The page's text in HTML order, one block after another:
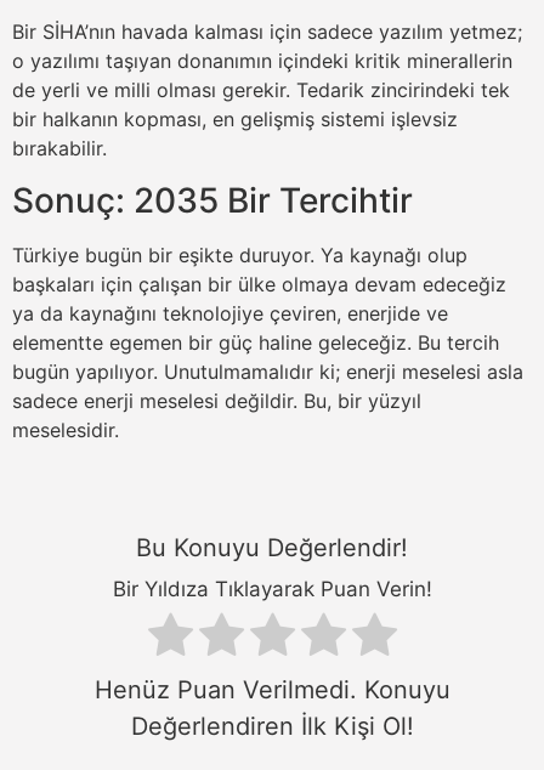
Bir SİHA’nın havada kalması için sadece yazılım yetmez;
o yazılımı taşıyan donanımın içindeki kritik minerallerin
de yerli ve milli olması gerekir. Tedarik zincirindeki tek
bir halkanın kopması, en gelişmiş sistemi işlevsiz
bırakabilir.
Sonuç: 2035 Bir Tercihtir
Türkiye bugün bir eşikte duruyor. Ya kaynağı olup
başkaları için çalışan bir ülke olmaya devam edeceğiz
ya da kaynağını teknolojiye çeviren, enerjide ve
elementte egemen bir güç haline geleceğiz. Bu tercih
bugün yapılıyor. Unutulmamalıdır ki; enerji meselesi asla
sadece enerji meselesi değildir. Bu, bir yüzyıl
meselesidir.
Bu Konuyu Değerlendir!
Bir Yıldıza Tıklayarak Puan Verin!
Henüz Puan Verilmedi. Konuyu
Değerlendiren İlk Kişi Ol!